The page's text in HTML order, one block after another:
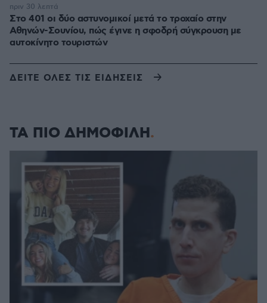
Στο 401 οι δύο αστυνομικοί μετά το τροχαίο στην
Αθηνών-Σουνίου, πώς έγινε η σφοδρή σύγκρουση με
αυτοκίνητο τουριστών
πριν 30 λεπτά
ΔΕΙΤΕ ΟΛΕΣ ΤΙΣ ΕΙΔΗΣΕΙΣ
ΤΑ ΠΙΟ ΔΗΜΟΦΙΛΗ